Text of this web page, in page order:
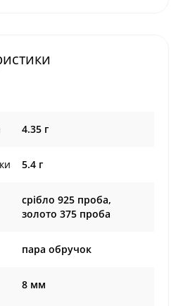
4.35 г
5.4 г
срібло 925 проба,
золото 375 проба
пара обручок
8 мм